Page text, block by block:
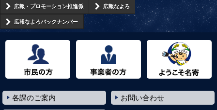
広報・プロモーション推進係 広報なよろ
広報なよろバックナンバー
各課のご案内 お問い合わせ